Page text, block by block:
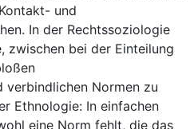
und
In der Rechtssoziologie
zwischen bei der Einteilung
verbindlichen Normen zu
Ethnologie: In einfachen
eine Norm fehlt, die das